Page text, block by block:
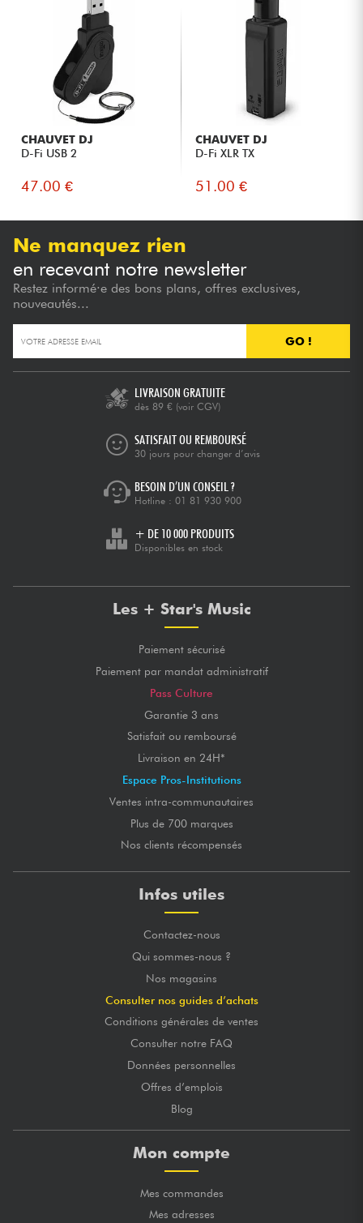
CHAUVET DJ
D-Fi USB 2
47.00 €
CHAUVET DJ
D-Fi XLR TX
51.00 €
Ne manquez rien
en recevant notre newsletter
Restez informé·e des bons plans, offres exclusives,
nouveautés...
GO !
LIVRAISON GRATUITE
dès 89 € (voir CGV)
SATISFAIT OU REMBOURSÉ
30 jours pour changer d’avis
BESOIN D’UN CONSEIL ?
Hotline : 01 81 930 900
+ DE 10 000 PRODUITS
Disponibles en stock
Les + Star's Music
Paiement sécurisé
Paiement par mandat administratif
Pass Culture
Garantie 3 ans
Satisfait ou remboursé
Livraison en 24H*
Espace Pros-Institutions
Ventes intra-communautaires
Plus de 700 marques
Nos clients récompensés
Infos utiles
Contactez-nous
Qui sommes-nous ?
Nos magasins
Consulter nos guides d’achats
Conditions générales de ventes
Consulter notre FAQ
Données personnelles
Offres d’emplois
Blog
Mon compte
Mes commandes
Mes adresses